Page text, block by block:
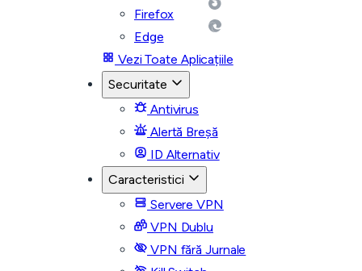
Firefox
Edge
Vezi Toate Aplicațiile
Securitate
Antivirus
Alertă Breșă
ID Alternativ
Caracteristici
Servere VPN
VPN Dublu
VPN fără Jurnale